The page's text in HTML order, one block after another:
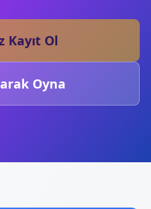
Kayıt Ol
Oyna